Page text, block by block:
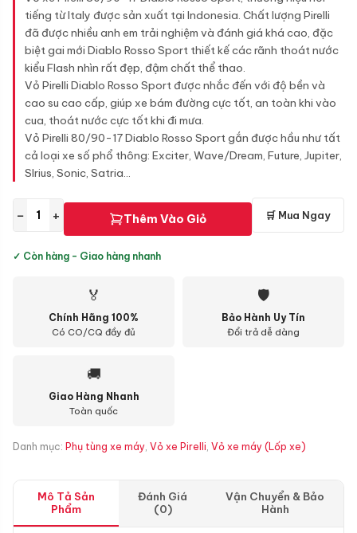
tiếng từ Italy được sản xuất tại Indonesia. Chất lượng Pirelli
đã được nhiều anh em trải nghiệm và đánh giá khá cao, đặc
biệt gai mới Diablo Rosso Sport thiết kế các rãnh thoát nước
kiểu Flash nhìn rất đẹp, đậm chất thể thao.
Vỏ Pirelli Diablo Rosso Sport được nhắc đến với độ bền và
cao su cao cấp, giúp xe bám đường cực tốt, an toàn khi vào
cua, thoát nước cực tốt khi đi mưa.
Vỏ Pirelli 80/90-17 Diablo Rosso Sport gắn được hầu như tất
cả loại xe số phổ thông: Exciter, Wave/Dream, Future, Jupiter,
SIrius, Sonic, Satria...
− + Thêm Vào Giỏ 🛒 Mua Ngay
✓ Còn hàng - Giao hàng nhanh
🏅
Chính Hãng 100%
Có CO/CQ đầy đủ
🛡
Bảo Hành Uy Tín
Đổi trả dễ dàng
🚚
Giao Hàng Nhanh
Toàn quốc
Danh mục: Phụ tùng xe máy, Vỏ xe Pirelli, Vỏ xe máy (Lốp xe)
Mô Tả Sản
Phẩm
Đánh Giá
(0)
Vận Chuyển & Bảo
Hành